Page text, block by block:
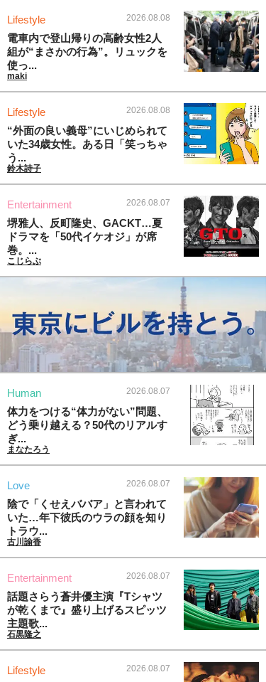
Lifestyle 2026.08.08
電車内で登山帰りの高齢女性2人
組が“まさかの行為”。リュックを
使っ...
maki
Lifestyle 2026.08.08
“外面の良い義母”にいじめられて
いた34歳女性。ある日「笑っちゃ
う...
鈴木詩子
Entertainment 2026.08.07
堺雅人、反町隆史、GACKT…夏
ドラマを「50代イケオジ」が席
巻。...
こじらぶ
Human 2026.08.07
体力をつける“体力がない”問題、
どう乗り越える？50代のリアルす
ぎ...
まなたろう
Love 2026.08.07
陰で「くせえババア」と言われて
いた…年下彼氏のウラの顔を知り
トラウ...
古川諭香
Entertainment 2026.08.07
話題さらう蒼井優主演『Tシャツ
が乾くまで』盛り上げるスピッツ
主題歌...
石黒隆之
Lifestyle 2026.08.07